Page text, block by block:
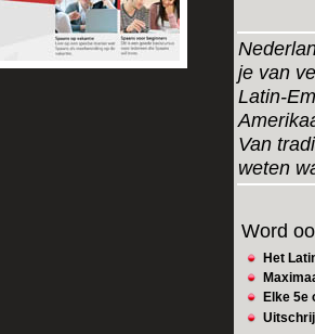
je van
Latin-
Van
weten
Word
Het
Elke 5e